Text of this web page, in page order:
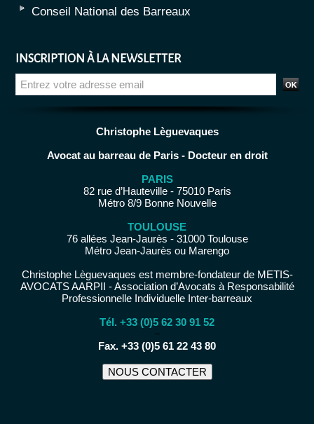
Conseil National des Barreaux
INSCRIPTION À LA NEWSLETTER
Christophe Lèguevaques
Avocat au barreau de Paris - Docteur en droit
PARIS
82 rue d’Hauteville - 75010 Paris
Métro 8/9 Bonne Nouvelle
TOULOUSE
76 allées Jean-Jaurès - 31000 Toulouse
Métro Jean-Jaurès ou Marengo
Christophe Lèguevaques est membre-fondateur de METIS-
AVOCATS AARPII - Association d’Avocats à Responsabilité
Professionnelle Individuelle Inter-barreaux
Tél. +33 (0)5 62 30 91 52
−
Fax. +33 (0)5 61 22 43 80
NOUS CONTACTER